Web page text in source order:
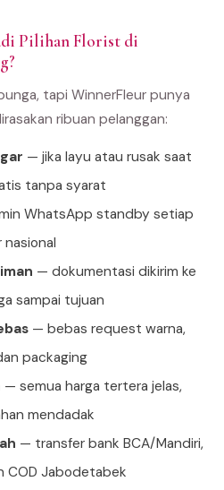
Pilihan Florist di
tapi WinnerFleur punya
ribuan pelanggan:
— jika layu atau rusak saat
tanpa syarat
WhatsApp standby setiap
nasional
— dokumentasi dikirim ke
sampai tujuan
— bebas request warna,
packaging
— semua harga tertera jelas,
mendadak
— transfer bank BCA/Mandiri,
COD Jabodetabek